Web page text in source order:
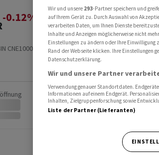
-0.12% -0.012
CNE100000296
Vortag
Wir und unsere 293-Partner speichern und
auf Ihrem Gerät zu. Durch Auswahl von
verarbeiten Daten, um Ihnen Dienste
Inhalte und Anzeigen möglicherweise nicht
Einstellungen zu ändern oder Ihre Einwilligung
Rand der Webseite klicken. Ihre Einstellungen
Datenschutzerklärung.
Wir und unsere Partner
Verwendung genauer Standortdaten.
Informationen auf einem Endgerät.
Inhalten, Zielgruppenforschung sowie
Liste der Partner (Lieferanten)